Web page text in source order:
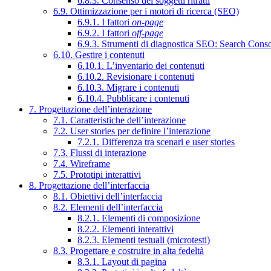
6.9. Ottimizzazione per i motori di ricerca (SEO)
6.9.1. I fattori on-page
6.9.2. I fattori off-page
6.9.3. Strumenti di diagnostica SEO: Search
6.10. Gestire i contenuti
6.10.1. L’inventario dei contenuti
6.10.2. Revisionare i contenuti
6.10.3. Migrare i contenuti
6.10.4. Pubblicare i contenuti
7. Progettazione dell’interazione
7.1. Caratteristiche dell’interazione
7.2. User stories per definire l’interazione
7.2.1. Differenza tra scenari e user stories
7.3. Flussi di interazione
7.4. Wireframe
7.5. Prototipi interattivi
8. Progettazione dell’interfaccia
8.1. Obiettivi dell’interfaccia
8.2. Elementi dell’interfaccia
8.2.1. Elementi di composizione
8.2.2. Elementi interattivi
8.2.3. Elementi testuali (microtesti)
8.3. Progettare e costruire in alta fedeltà
8.3.1. Layout di pagina